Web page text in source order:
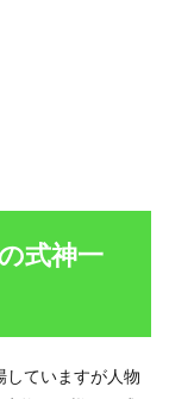
式神一
していますが人物